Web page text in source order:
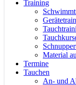
Training
Material
Termine
Tauchen
An- und